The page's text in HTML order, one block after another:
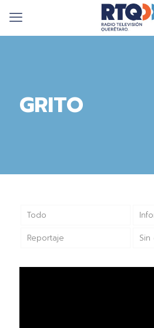
GRITO
Todo
Reportaje